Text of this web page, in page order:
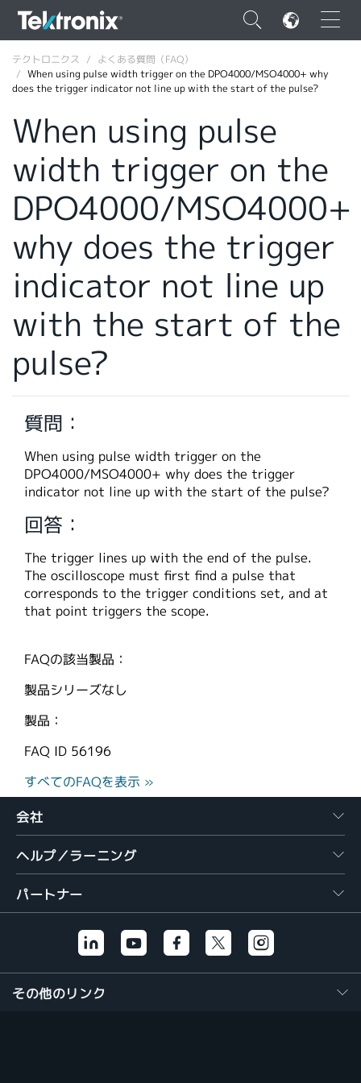
×
ENGLISH
DEUTSCH
VIỆT NAM
简体中文
日本語
繁體中文
テクトロニクス
よくある質問（FAQ）
When using pulse width trigger on the DPO4000/MSO4000+ why
does the trigger indicator not line up with the start of the pulse?
When using pulse
width trigger on the
DPO4000/MSO4000+
why does the trigger
indicator not line up
with the start of the
pulse?
質問：
When using pulse width trigger on the
DPO4000/MSO4000+ why does the trigger
indicator not line up with the start of the pulse?
回答：
The trigger lines up with the end of the pulse.
The oscilloscope must first find a pulse that
corresponds to the trigger conditions set, and at
that point triggers the scope.
FAQの該当製品：
製品シリーズなし
製品：
FAQ ID 56196
すべてのFAQを表示 »
会社
ヘルプ／ラーニング
パートナー
その他のリンク